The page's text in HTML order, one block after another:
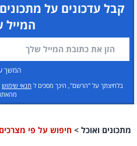
קבל עדכונים על
המייל
המשך
בלחיצתך על "הרשם", הינך מסכים ל תנאי שימוש
מתכונים ואוכל > חיפוש על פי מצרכים